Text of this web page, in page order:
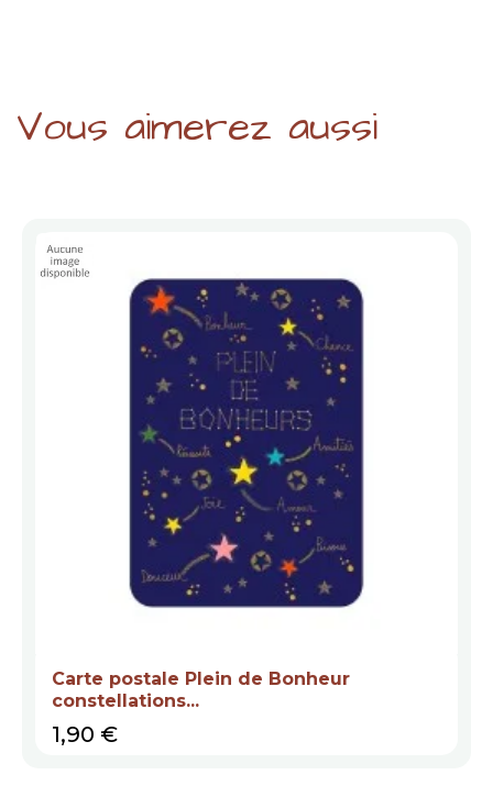
Vous aimerez aussi
Carte postale Plein de Bonheur
constellations...
Prix
1,90 €